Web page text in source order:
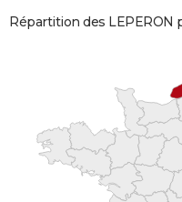
Répartition des LEPERON